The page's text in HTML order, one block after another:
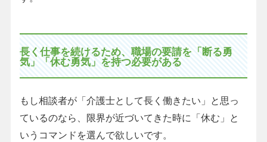
長く仕事を続けるため、職場の要請を「断る勇
気」「休む勇気」を持つ必要がある
もし相談者が「介護士として長く働きたい」と思っ
ているのなら、限界が近づいてきた時に「休む」と
いうコマンドを選んで欲しいです。